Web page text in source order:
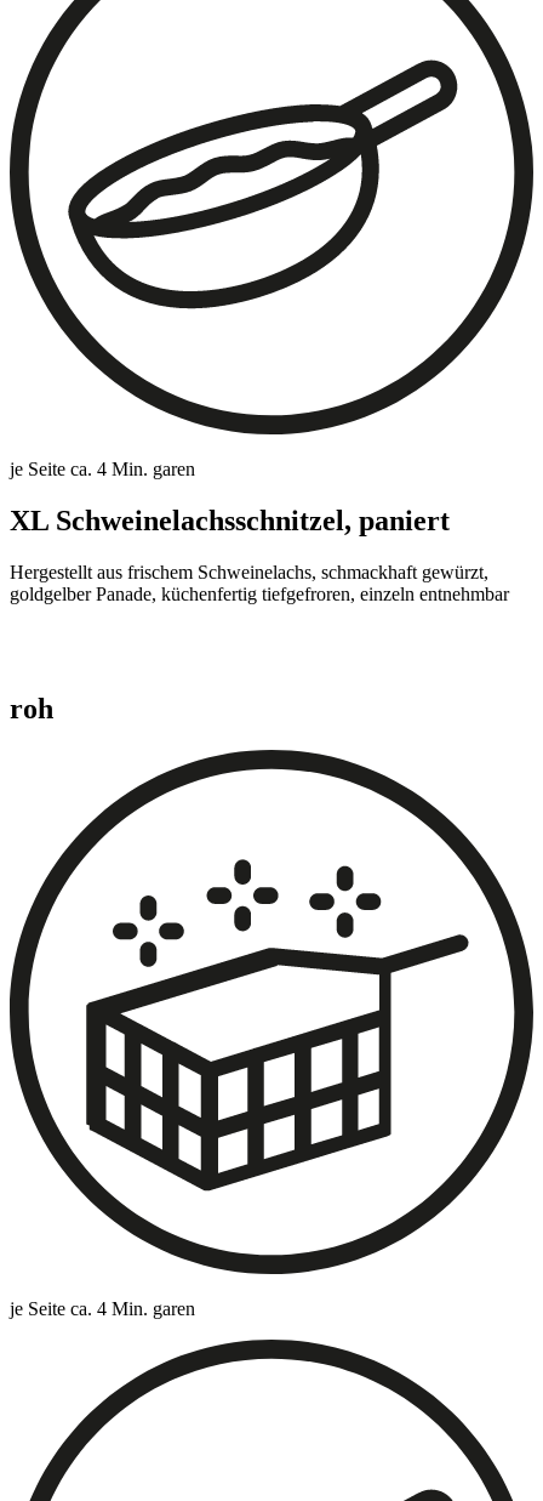
je Seite ca. 4 Min. garen
XL Schweinelachsschnitzel, paniert
Hergestellt aus frischem Schweinelachs, schmackhaft gewürzt,
goldgelber Panade, küchenfertig tiefgefroren, einzeln entnehmbar
roh
je Seite ca. 4 Min. garen